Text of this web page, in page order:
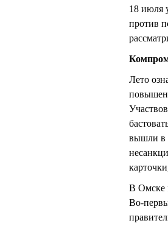
18 июля
против
Лето
вышли в
В Омске
Во-